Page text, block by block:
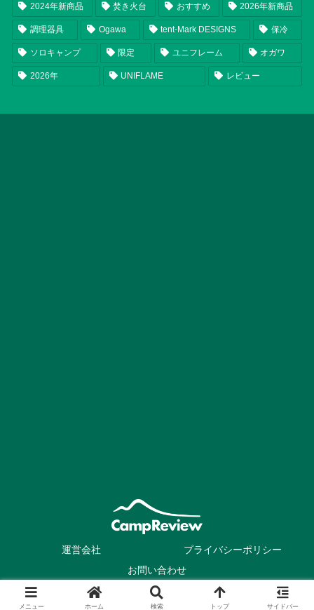
2024年新商品 焚き火台 おすすめ 2026年新商品
調理器具 Ogawa tent-Mark DESIGNS 保冷
ソロキャンプ 限定 ユニフレーム オガワ
2026年 UNIFLAME レビュー
運営会社
プライバシーポリシー
お問い合わせ
© 2020-2026 キャンプレビュー.
メニュー ホーム 検索 トップ サイドバー